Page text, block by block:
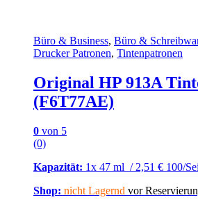
Büro & Business, Büro &
Drucker Patronen, Tintenpatronen
Original HP 913A
(F6T77AE)
0 von 5
(0)
Kapazität: 1x 47 ml / 2,51 € 100/
Shop: nicht Lagernd vor